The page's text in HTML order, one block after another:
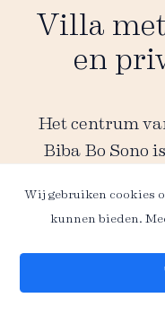
Villa
en
Het centrum
Biba Bo Sono
porch waar
uitzicht op
meter en de
ruim opgezette
Wij gebruiken cookies
kunnen bieden.